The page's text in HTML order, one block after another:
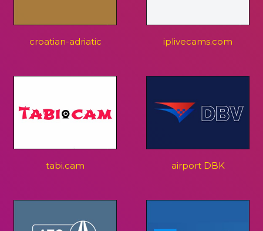
croatian-adriatic iplivecams.com
tabi.cam airport DBK